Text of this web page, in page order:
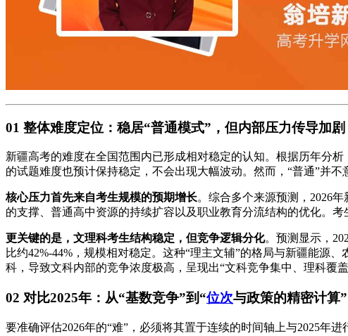
01 整体难度定位：稳居“普通模式”，但内部压力传导加剧
新疆高考的难度在全国范围内已形成相对稳定的认知。根据历年分
的试题难度也预计保持稳定，不会出现大幅波动。然而，“普通”并
核心压力首先来自考生规模的预期增长。综合多个来源预测，2026
的支撑、普通高中资源的持续扩容以及职业教育分流结构的优化。
更关键的是，文理科考生结构稳定，但竞争逻辑分化。预测显示，
比约42%-44%，规模相对稳定。这种“理主文辅”的格局与新疆能源
科，导致文科内部的竞争浓度极高，呈现出“文科竞争集中、理科覆盖
02 对比2025年：从“基数竞争”到“位次与政策的精密计算”
要准确评估2026年的“难”，必须将其置于连续的时间轴上与2025年